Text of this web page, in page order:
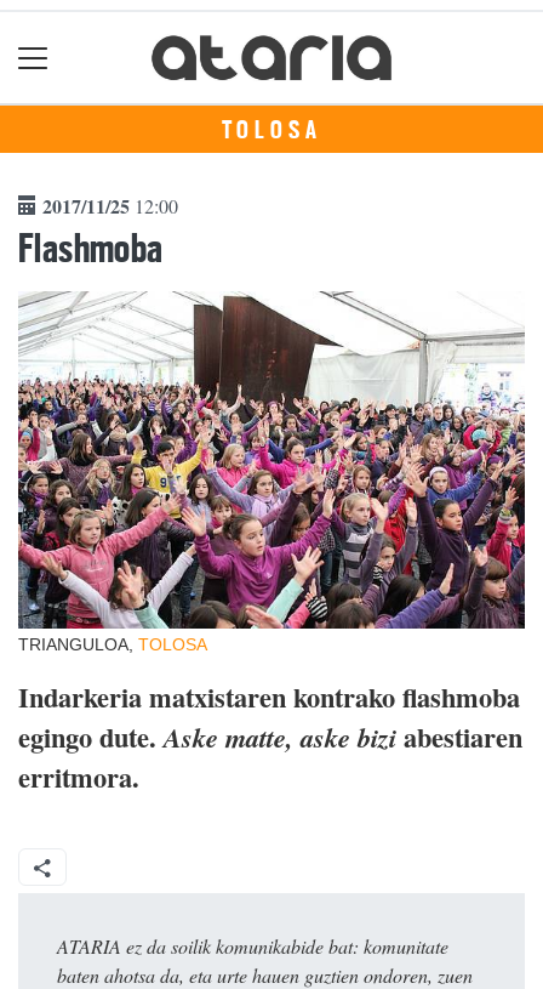
TOLOSA
2017/11/25 12:00
Flashmoba
TRIANGULOA, TOLOSA
Indarkeria matxistaren kontrako flashmoba
egingo dute.Aske matte, aske biziabestiaren
erritmora.
ATARIA ez da soilik komunikabide bat: komunitate
baten ahotsa da, eta urte hauen guztien ondoren, zuen